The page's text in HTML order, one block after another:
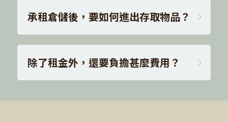
承租倉儲後，要如何進出存取物品？
除了租金外，還要負擔甚麼費用？